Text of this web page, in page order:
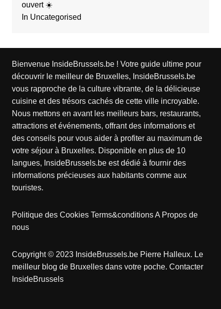
ouvert ☀️
In Uncategorised
Bienvenue InsideBrussels.be ! Votre guide ultime pour
découvrir le meilleur de Bruxelles, InsideBrussels.be
vous rapproche de la culture vibrante, de la délicieuse
cuisine et des trésors cachés de cette ville incroyable.
Nous mettons en avant les meilleurs bars, restaurants,
attractions et événements, offrant des informations et
des conseils pour vous aider à profiter au maximum de
votre séjour à Bruxelles. Disponible en plus de 10
langues, InsideBrussels.be est dédié à fournir des
informations précieuses aux habitants comme aux
touristes.
Politique des Cookies Terms&conditionsA Propos de
nous
Copyright © 2023 InsideBrussels.be Pierre Halleux. Le
meilleur blog de Bruxelles dans votre poche. Contacter
InsideBrussels